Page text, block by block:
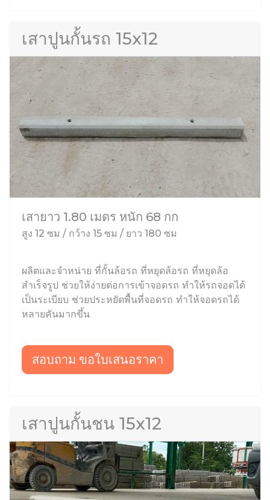
เสาปูนกั้นรถ 15x12
เสายาว 1.80 เมตร หนัก 68 กก
สูง 12 ซม / กว้าง 15 ซม / ยาว 180 ซม
ผลิตและจำหน่าย ที่กั้นล้อรถ ที่หยุดล้อรถ ที่หยุดล้อ
สำเร็จรูป ช่วยให้ง่ายต่อการเข้าจอดรถ ทำให้รถจอดได้
เป็นระเบียบ ช่วยประหยัดพื้นที่จอดรถ ทำให้จอดรถได้
หลายคันมากขึ้น
สอบถาม ขอใบเสนอราคา
เสาปูนกั้นชน 15x12